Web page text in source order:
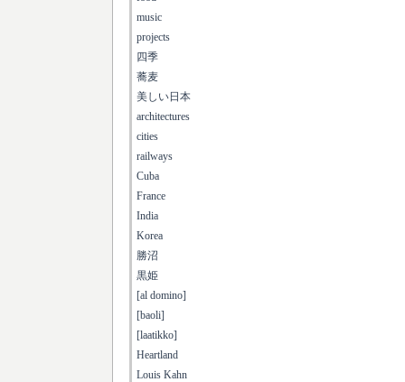
music
projects
四季
蕎麦
美しい日本
architectures
cities
railways
Cuba
France
India
Korea
勝沼
黒姫
[al domino]
[baoli]
[laatikko]
Heartland
Louis Kahn